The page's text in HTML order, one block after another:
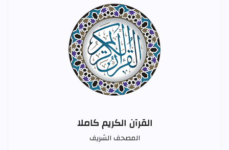
القرآن الكريم كاملا
المصحف الشريف